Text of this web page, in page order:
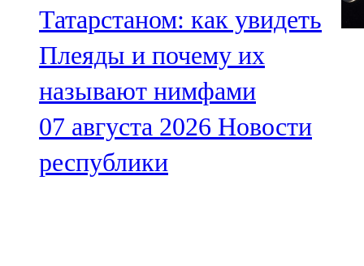
Татарстаном: как увидеть
Плеяды и почему их
называют нимфами
07 августа 2026 Новости
республики